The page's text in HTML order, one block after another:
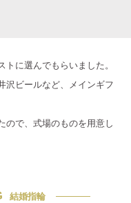
に選んでもらいました。
沢ビールなど、メインギフ
ので、式場のものを用意し
結婚指輪